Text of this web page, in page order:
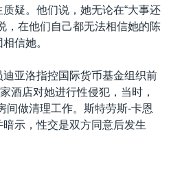
疑。他们说，她无论在“大事还
，在他们自己都无法相信她的陈
信她。
亚洛指控国际货币基金组织前
酒店对她进行性侵犯，当时，
间做清理工作。斯特劳斯-卡恩
示，性交是双方同意后发生